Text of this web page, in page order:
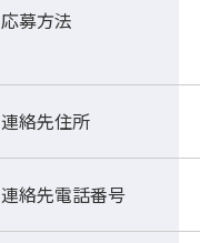
応募方法
連絡先住所
連絡先電話番号